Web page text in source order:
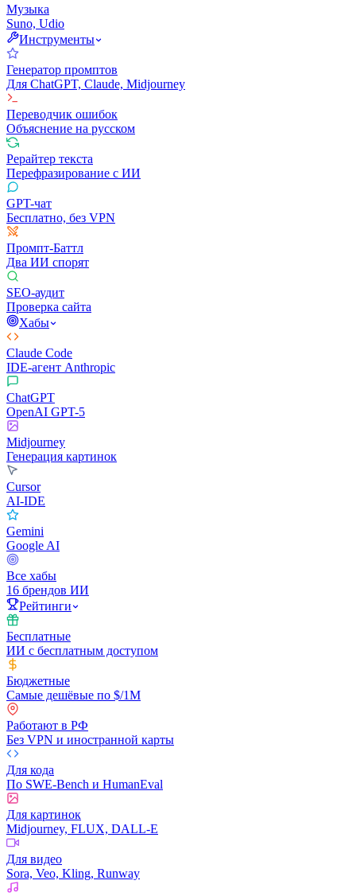
Музыка
Suno, Udio
Инструменты
Генератор промптов
Для ChatGPT, Claude, Midjourney
Переводчик ошибок
Объяснение на русском
Рерайтер текста
Перефразирование с ИИ
GPT-чат
Бесплатно, без VPN
Промпт-Баттл
Два ИИ спорят
SEO-аудит
Проверка сайта
Хабы
Claude Code
IDE-агент Anthropic
ChatGPT
OpenAI GPT-5
Midjourney
Генерация картинок
Cursor
AI-IDE
Gemini
Google AI
Все хабы
16 брендов ИИ
Рейтинги
Бесплатные
ИИ с бесплатным доступом
Бюджетные
Самые дешёвые по $/1M
Работают в РФ
Без VPN и иностранной карты
Для кода
По SWE-Bench и HumanEval
Для картинок
Midjourney, FLUX, DALL-E
Для видео
Sora, Veo, Kling, Runway